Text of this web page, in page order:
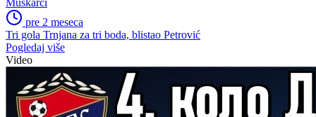
pre 2 meseca
Tri gola Trnjana za tri boda, blistao Petrović
Pogledaj više
Video